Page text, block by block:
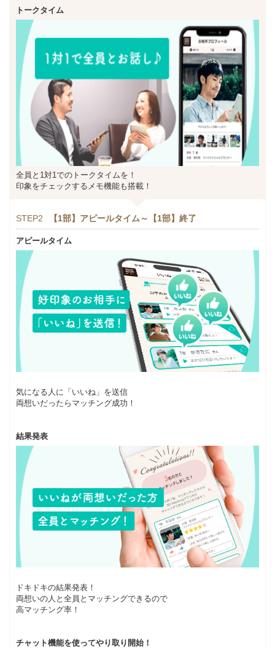
トークタイム
全員と1対1でのトークタイムを！
印象をチェックするメモ機能も搭載！
STEP2 【1部】アピールタイム～【1部】終了
アピールタイム
気になる人に「いいね」を送信
両想いだったらマッチング成功！
結果発表
ドキドキの結果発表！
両想いの人と全員とマッチングできるので
高マッチング率！
チャット機能を使ってやり取り開始！